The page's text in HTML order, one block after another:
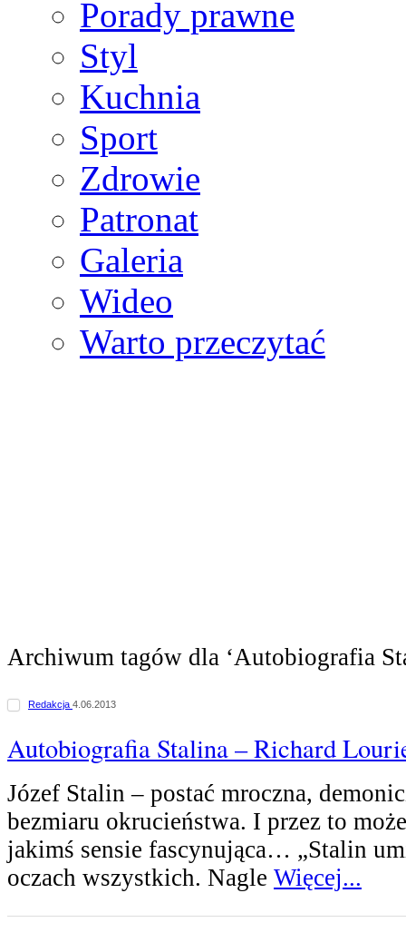
Porady prawne
Styl
Kuchnia
Sport
Zdrowie
Patronat
Galeria
Wideo
Warto przeczytać
Archiwum tagów dla ‘Autobiografia
Redakcja 4.06.2013
Autobiografia Stalina – Richard
Józef Stalin – postać mroczna,
bezmiaru okrucieństwa. I przez to
jakimś sensie fascynująca… „Stalin
oczach wszystkich. Nagle Więcej...